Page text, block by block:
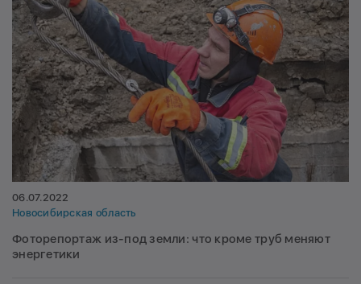
06.07.2022
Новосибирская область
Фоторепортаж из-под земли: что кроме труб меняют
энергетики